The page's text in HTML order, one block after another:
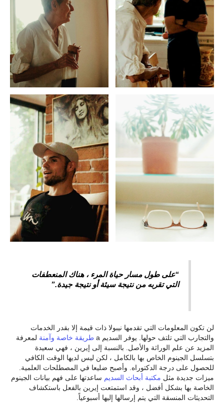
“على طول مسار حياة المرء ، هناك المنعطفات
التي تقربه من نتيجة سيئة أو نتيجة جيدة.”
لن تكون المعلومات التي تقدمها نيبولا ذات قيمة إلا بقدر الخدمات
والتجارب التي تلتف حولها. يوفر السديم a
طريقة خاصة وآمنة لمعرفة
المزيد عن علم الوراثة والأصل. بالنسبة إلى إيرين ، فهي سعيدة
بتسلسل الجينوم الخاص بها بالكامل ، لكن ليس لديها الوقت الكافي
للحصول على درجة الدكتوراه. وأصبح ضليعا في المصطلحات العلمية.
ميزات جديدة مثل مكتبة أبحاث السديم ساعدتها على فهم بيانات الجينوم
الخاصة بها بشكل أفضل ، وقد استمتعت إيرين بالفعل باستكشاف
التحديثات المنسقة التي يتم إرسالها إليها أسبوعياً.